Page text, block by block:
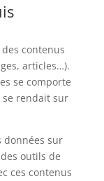
contenus
articles…).
se comporte
rendait sur
données sur
outils de
ces contenus